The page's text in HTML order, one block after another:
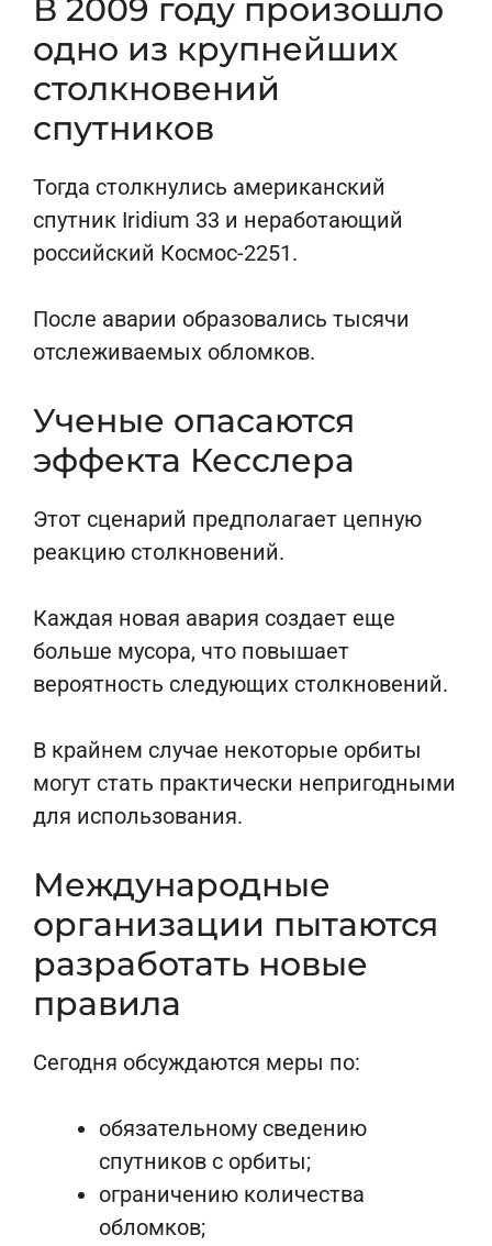
В 2009 году произошло
одно из крупнейших
столкновений
спутников
Тогда столкнулись американский
спутник Iridium 33 и неработающий
российский Космос-2251.
После аварии образовались тысячи
отслеживаемых обломков.
Ученые опасаются
эффекта Кесслера
Этот сценарий предполагает цепную
реакцию столкновений.
Каждая новая авария создает еще
больше мусора, что повышает
вероятность следующих столкновений.
В крайнем случае некоторые орбиты
могут стать практически непригодными
для использования.
Международные
организации пытаются
разработать новые
правила
Сегодня обсуждаются меры по:
обязательному сведению
спутников с орбиты;
ограничению количества
обломков;